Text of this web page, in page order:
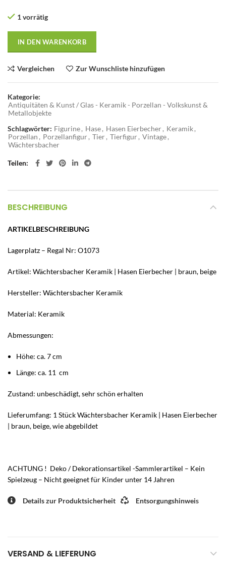
1 vorrätig
IN DEN WARENKORB
Vergleichen Zur Wunschliste hinzufügen
Kategorie:
Antiquitäten & Kunst / Glas - Keramik - Porzellan - Volkskunst &
Metallobjekte
Schlagwörter: Figurine, Hase, Hasen Eierbecher, Keramik,
Porzellan , Porzellanfigur, Tier, Tierfigur, Vintage,
Wächtersbacher
Teilen
BESCHREIBUNG
ARTIKELBESCHREIBUNG
Lagerplatz – Regal Nr: O1073
Artikel: Wächtersbacher Keramik | Hasen Eierbecher | braun, beige
Hersteller: Wächtersbacher Keramik
Material: Keramik
Abmessungen:
Höhe: ca. 7 cm
Länge: ca. 11 cm
Zustand: unbeschädigt, sehr schön erhalten
Lieferumfang: 1 Stück Wächtersbacher Keramik | Hasen Eierbecher
| braun, beige, wie abgebildet
ACHTUNG ! Deko / Dekorationsartikel -Sammlerartikel – Kein
Spielzeug – Nicht geeignet für Kinder unter 14 Jahren
Details zur Produktsicherheit Entsorgungshinweis
VERSAND & LIEFERUNG